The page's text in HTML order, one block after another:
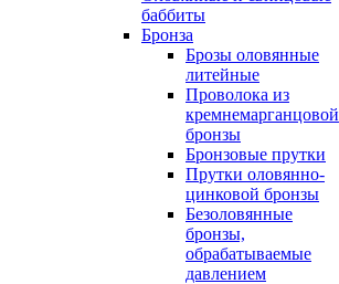
баббиты
Бронза
Брозы оловянные
литейные
Проволока из
кремнемарганцовой
бронзы
Бронзовые прутки
Прутки оловянно-
цинковой бронзы
Безоловянные
бронзы,
обрабатываемые
давлением